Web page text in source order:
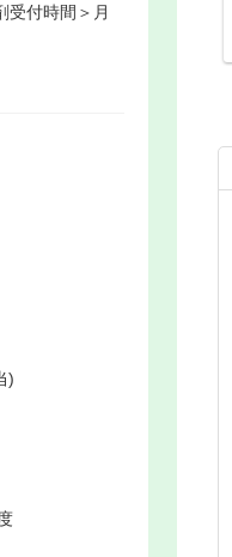
受付時間＞月
)